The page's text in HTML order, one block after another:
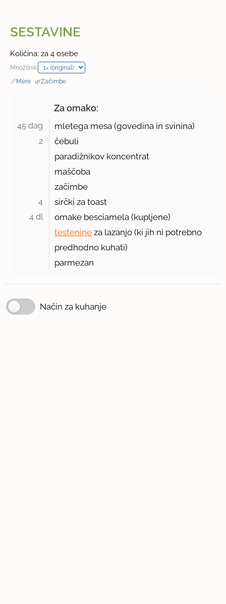
SESTAVINE
Količina: za 4 osebe
Množilnik:
📏Mere · 🌿Začimbe
Za omako:
45 dag mletega mesa (govedina in svinina)
2
čebuli
paradižnikov koncentrat
maščoba
začimbe
4 sirčki za toast
4 dl
omake besciamela (kupljene)
testenine za lazanjo (ki jih ni potrebno
predhodno kuhati)
parmezan
Način za kuhanje